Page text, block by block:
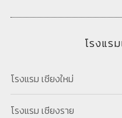
โรงแร
โรงแรม เชียงใหม่
โรงแรม เชียงราย